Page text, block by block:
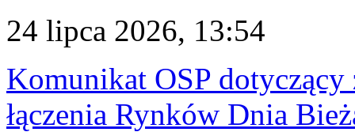
24 lipca 2026, 13:54
Komunikat OSP dotyczący
łączenia Rynków Dnia